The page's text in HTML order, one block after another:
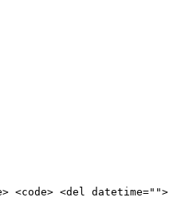
<del datetime="">